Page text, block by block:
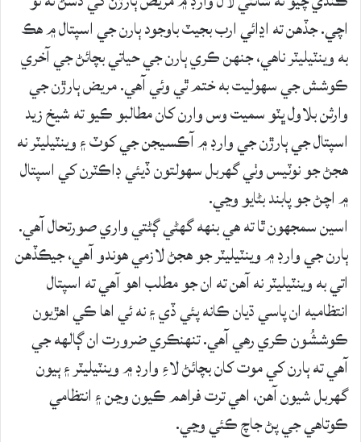
اچي. جڏهن ته اڍائي ارب بجيٽ باوجود ٻارن جي اسپتال ۾ هڪ
به وينٽيليٽر ناهي، جنهن ڪري ٻارن جي حياتي بچائڻ جي آخري
ڪوشش جي سهوليت به ختم ٿي وئي آھي. مريض ٻارڙن جي
وارثن بلاول ڀٽو سميت وس وارن کان مطالبو ڪيو ته شيخ زيد
اسپتال جي ٻارڙن جي وارڊ ۾ آڪسيجن جي کوٽ ۽ وينٽيليٽر نه
هجڻ جو نوٽيس وٺي گهربل سهولتون ڏيئي ڊاڪٽرن کي اسپتال
۾ اچڻ جو پابند بڻايو وڃي.
اسين سمجهون ٿا ته هي بنهه گهڻي ڳڻتي واري صورتحال آهي.
ٻارن جي وارڊ ۾ وينٽيليٽر جو هجڻ لازمي هوندو آهي، جيڪڏهن
اتي به وينٽيليٽر نه آهن ته ان جو مطلب اهو آهي ته اسپتال
انتظاميه ان پاسي ڌيان ڪانه پئي ڏي ۽ نه ئي اها ڪي اهڙيون
ڪوششُون ڪري رهي آهي. تنهنڪري ضرورت ان ڳالهه جي
آهي ته ٻارن کي موت کان بچائڻ لاءِ وارڊ ۾ وينٽيليٽر ۽ ٻيون
گهربل شيون آهن، اهي ترت فراهم ڪيون وڃن ۽ انتظامي
ڪوتاهي جي پڻ جاچ ڪئي وڃي.